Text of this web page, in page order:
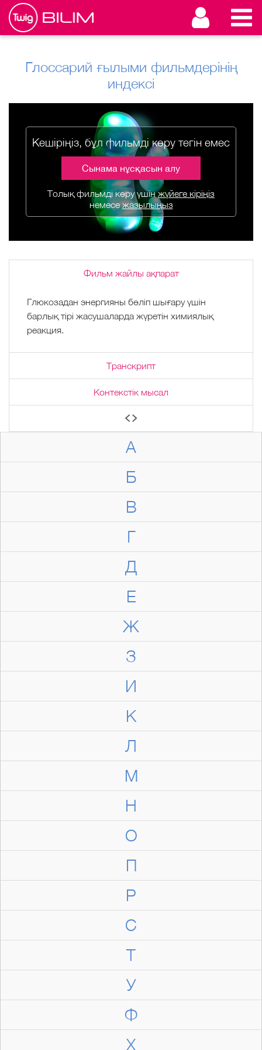
Глоссарий ғылыми фильмдерінің
индексі
А
Б
В
Г
Д
Е
Ж
З
И
К
Л
М
Н
О
П
Р
С
Т
У
Ф
Х
Кешіріңіз, бұл фильмді көру тегін емес
Сынама нұсқасын алу
Толық фильмді көру үшінжүйеге кіріңіз
немесежазылыңыз
Фильм жайлы ақпарат
Глюкозадан энергияны бөліп шығару үшін
барлық тірі жасушаларда жүретін химиялық
реакция.
Транскрипт
Контекстік мысал